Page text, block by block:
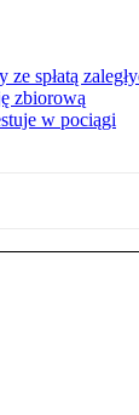
spłatą
zbiorową
w pociągi